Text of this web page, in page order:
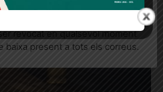
per rebre comunicacions
revocat en qualsevol moment
baixa present a tots els correus.